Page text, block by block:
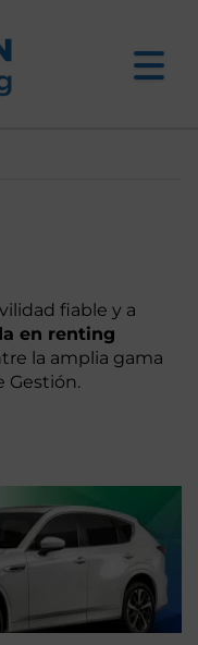
fiable y a
en renting
la amplia gama
Gestión.